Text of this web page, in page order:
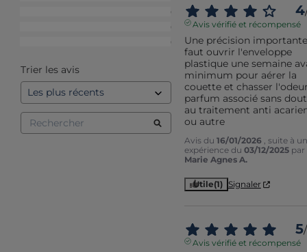
0
0
0
Trier les avis
4
Avis vérifié et récompensé
Une précision
faut ouvrir l'enveloppe
plastique une semaine
minimum pour aérer la
couette et chasser
parfum associé sans
au traitement anti
ou autre
Avis du 16/01/2026 , suite à
expérience du 03/12/2025 par
Marie Agnes A.
Utile(1) Signaler
5/
Avis vérifié et récompensé